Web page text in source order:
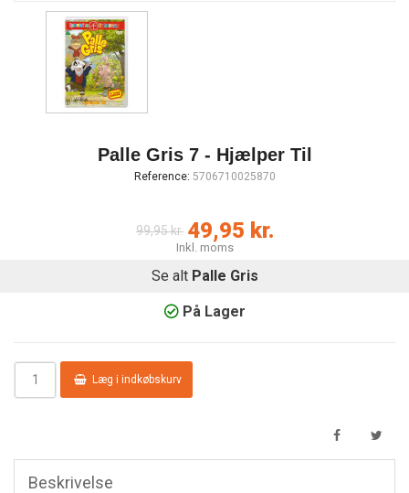
Palle Gris 7 - Hjælper Til
Reference: 5706710025870
99,95 kr. 49,95 kr.
Inkl. moms
Se alt Palle Gris
På Lager
Læg i indkøbskurv
Beskrivelse